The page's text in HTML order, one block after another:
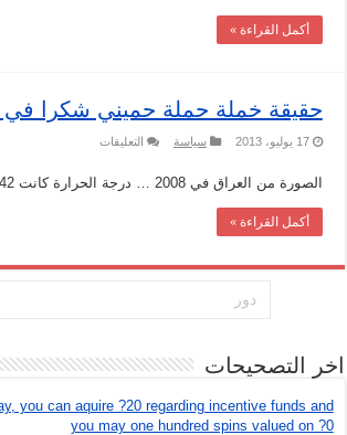
أكمل القراءة »
حقيقة خملة حملة حميني شكرا في
17 يوليو، 2013 سياسة التعليقات
حملة
الصورة من العراق في 2008 … درجة الحرارة كانت 42
أكمل القراءة »
اخر التصحيحات
you can aquire ?20 regarding incentive funds and
you may one hundred spins valued on ?0